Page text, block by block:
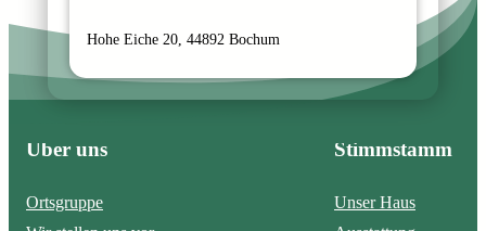
Hohe Eiche 20, 44892 Bochum
Über uns
Ortsgruppe
Stimmstamm
Unser Haus